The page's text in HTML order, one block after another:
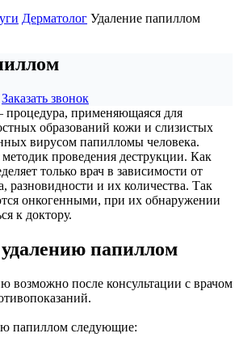
Дерматолог Удаление папиллом
Заказать звонок
процедура, применяющаяся для
образований кожи и слизистых
вирусом папилломы человека.
проведения деструкции. Как
только врач в зависимости от
разновидности и их количества. Так
онкогенными, при их обнаружении
к доктору.
папиллом
возможно после консультации с врачом
папиллом следующие: